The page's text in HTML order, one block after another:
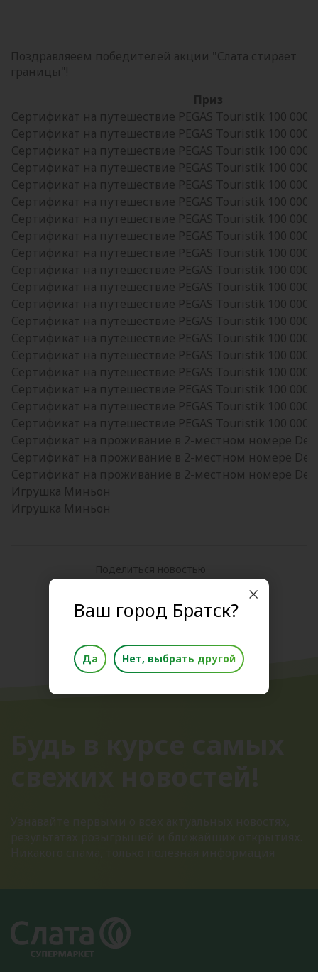
Поздравляеем победителей акции "Слата стирает
границы"!
Приз
Сертификат на путешествие PEGAS Touristik 100 000
Сертификат на путешествие PEGAS Touristik 100 000
Сертификат на путешествие PEGAS Touristik 100 000
Сертификат на путешествие PEGAS Touristik 100 000
Сертификат на путешествие PEGAS Touristik 100 000
Сертификат на путешествие PEGAS Touristik 100 000
Сертификат на путешествие PEGAS Touristik 100 000
Сертификат на путешествие PEGAS Touristik 100 000
Сертификат на путешествие PEGAS Touristik 100 000
Сертификат на путешествие PEGAS Touristik 100 000
Сертификат на путешествие PEGAS Touristik 100 000
Сертификат на путешествие PEGAS Touristik 100 000
Сертификат на путешествие PEGAS Touristik 100 000
Сертификат на путешествие PEGAS Touristik 100 000
Сертификат на путешествие PEGAS Touristik 100 000
Сертификат на путешествие PEGAS Touristik 100 000
Сертификат на путешествие PEGAS Touristik 100 000
Сертификат на путешествие PEGAS Touristik 100 000
Сертификат на путешествие PEGAS Touristik 100 000
Сертификат на проживание в 2-местном номере
Сертификат на проживание в 2-местном номере
Сертификат на проживание в 2-местном номере
Игрушка Миньон
Игрушка Миньон
Поделиться новостью
Ваш город Братск?
Да Нет, выбрать другой